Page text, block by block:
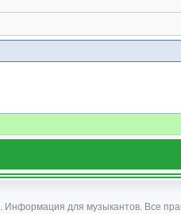
. Информация для музыкантов. Все